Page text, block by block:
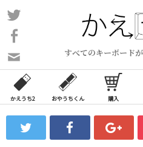
コ
ン
ン
ツ
ス
ッ
すべてのキーボード
い
合
わ
フ
ォ
かえうち2 おやうちくん 購入